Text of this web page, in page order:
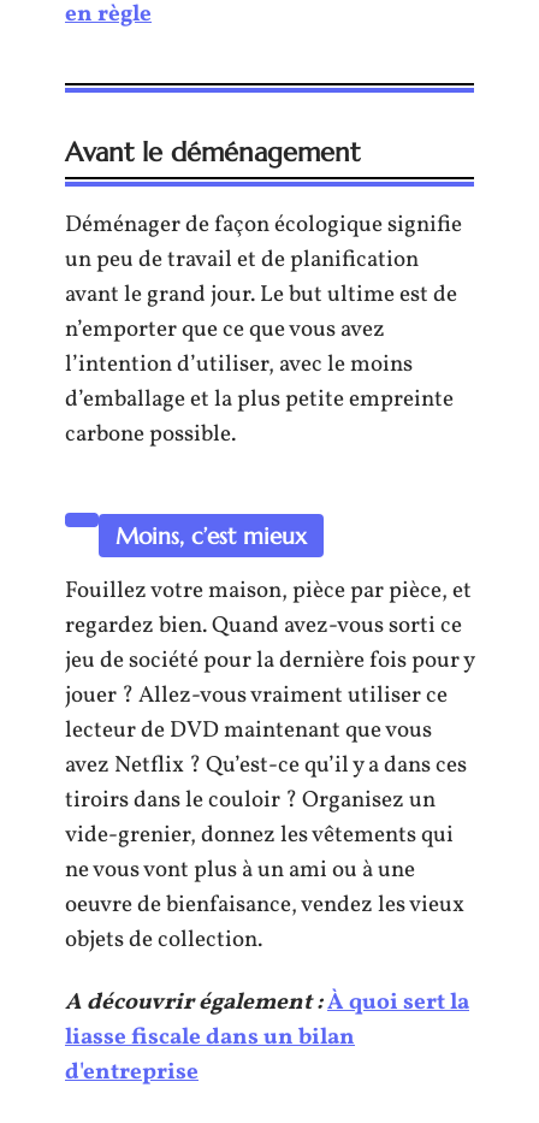
en règle
Avant le déménagement
Déménager de façon écologique signifie
un peu de travail et de planification
avant le grand jour. Le but ultime est de
n’emporter que ce que vous avez
l’intention d’utiliser, avec le moins
d’emballage et la plus petite empreinte
carbone possible.
Moins, c’est mieux
Fouillez votre maison, pièce par pièce, et
regardez bien. Quand avez-vous sorti ce
jeu de société pour la dernière fois pour y
jouer ? Allez-vous vraiment utiliser ce
lecteur de DVD maintenant que vous
avez Netflix ? Qu’est-ce qu’il y a dans ces
tiroirs dans le couloir ? Organisez un
vide-grenier, donnez les vêtements qui
ne vous vont plus à un ami ou à une
oeuvre de bienfaisance, vendez les vieux
objets de collection.
A découvrir également :À quoi sert la
liasse fiscale dans un bilan
d'entreprise